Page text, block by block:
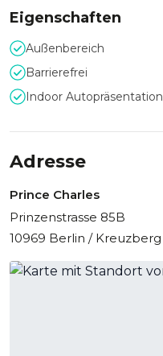
Eigenschaften
Außenbereich
Barrierefrei
Indoor Autopräsentation
Adresse
Prince Charles
Prinzenstrasse 85B
10969 Berlin / Kreuzberg